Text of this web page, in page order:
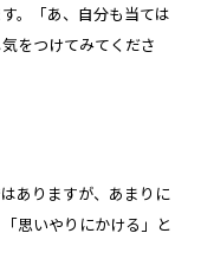
。「あ、自分も当ては
をつけてみてくださ
ありますが、あまりに
思いやりにかける」と